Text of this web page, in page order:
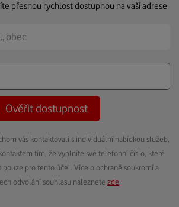
přesnou rychlost dostupnou na vaší adrese
Ověřit dostupnost
vás kontaktovali s individuální nabídkou služeb,
tím, že vyplníte své telefonní číslo, které
pouze pro tento účel. Více o ochraně soukromí a
odvolání souhlasu naleznete zde